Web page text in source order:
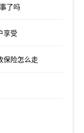
了吗
享受
保险怎么走